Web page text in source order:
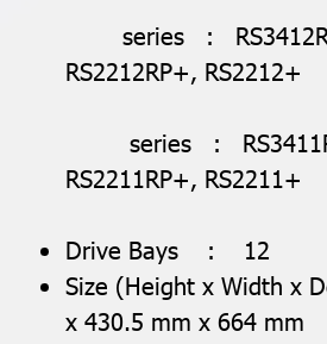
series :
RS2212RP+, RS2212+
series :
RS2211RP+, RS2211+
Drive Bays : 12
Size (Height x Width
x 430.5 mm x 664 mm